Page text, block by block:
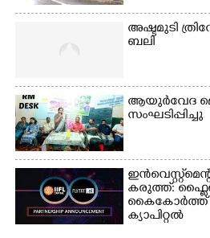
അഷ്ടമുടി
ബലി
ആയുർവേദ
സംഘടിപ്പിച്ചു
കരുത്ത്:
ക്യാപിറ്റൽ